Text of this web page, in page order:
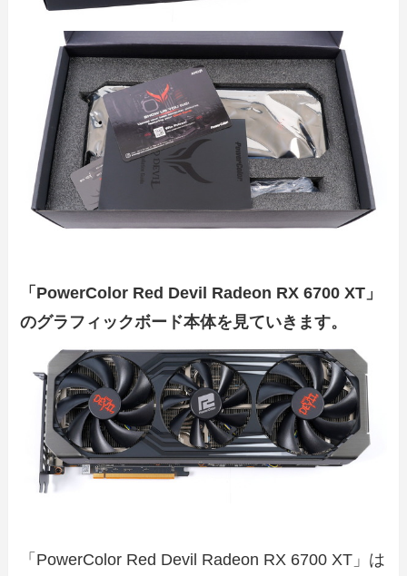
「PowerColor Red Devil Radeon RX 6700 XT」
のグラフィックボード本体を見ていきます。
「PowerColor Red Devil Radeon RX 6700 XT」は